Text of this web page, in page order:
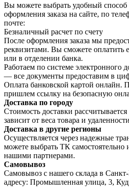
Вы можете выбрать удобный способ
оформления заказа на сайте, по
почте:
Безналичный расчет по счету
После оформления заказа мы
реквизитами. Вы сможете оплатить
или в отделении банка.
Работаем по системе электронного
— все документы предоставим в
Оплата банковской картой онлайн.
пришлем ссылку на безопасную
Доставка по городу
Стоимость доставки
зависит от веса товара и
Доставка в другие регионы
Осуществляется через надежные
можете выбрать ТК самостоятельно
нашими партнерами.
Самовывоз
Самовывоз с нашего склада в
адресу: Промышленная улица, 3,